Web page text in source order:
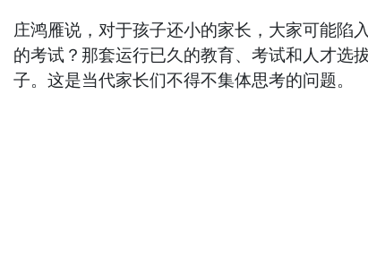
庄鸿雁说，对于孩子还小的家长，大家可能陷
的考试？那套运行已久的教育、考试和人才选
子。这是当代家长们不得不集体思考的问题。